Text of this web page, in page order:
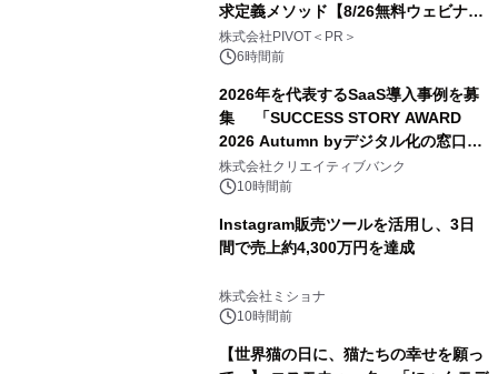
求定義メソッド【8/26無料ウェビナ
ー】株式会社PIVOT
株式会社PIVOT＜PR＞
6時間前
2026年を代表するSaaS導入事例を募
集 「SUCCESS STORY AWARD
2026 Autumn byデジタル化の窓口」
開催
株式会社クリエイティブバンク
10時間前
Instagram販売ツールを活用し、3日
間で売上約4,300万円を達成
株式会社ミショナ
10時間前
【世界猫の日に、猫たちの幸せを願っ